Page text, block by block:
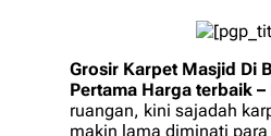
Grosir Karpet Masjid Di
Pertama Harga terbaik –
ruangan, kini sajadah
makin lama diminati